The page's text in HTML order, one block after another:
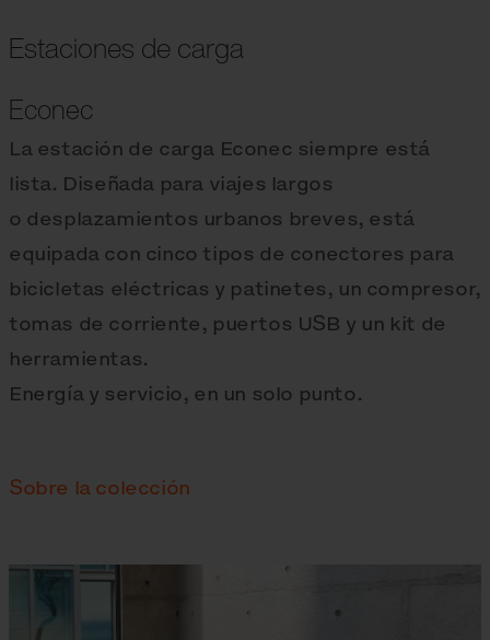
Estaciones de carga
Econec
La estación de carga Econec siempre está
lista. Diseñada para viajes largos
o desplazamientos urbanos breves, está
equipada con cinco tipos de conectores para
bicicletas eléctricas y patinetes, un compresor,
tomas de corriente, puertos USB y un kit de
herramientas.
Energía y servicio, en un solo punto.
Sobre la colección